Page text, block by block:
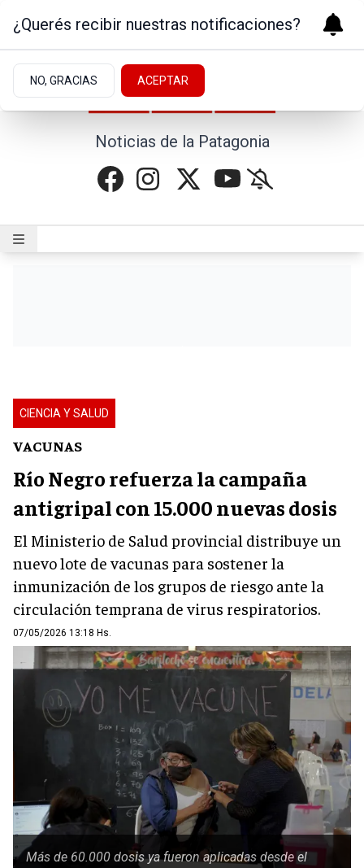
Noticias de la Patagonia
CIENCIA Y SALUD
VACUNAS
Río Negro refuerza la campaña
antigripal con 15.000 nuevas dosis
El Ministerio de Salud provincial distribuye un
nuevo lote de vacunas para sostener la
inmunización de los grupos de riesgo ante la
circulación temprana de virus respiratorios.
07/05/2026 13:18 Hs.
Más de 60.000 dosis ya fueron aplicadas desde el
¿Querés recibir nuestras notificaciones?
NO, GRACIAS ACEPTAR